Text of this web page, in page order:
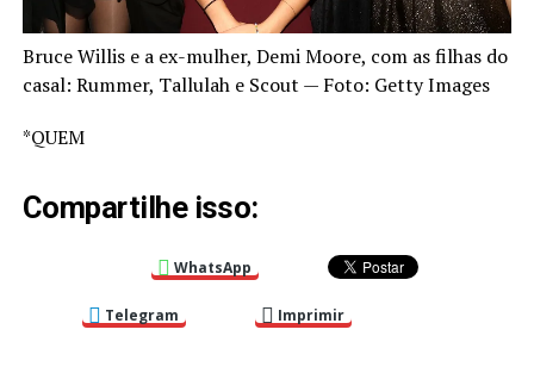
Bruce Willis e a ex-mulher, Demi Moore, com as filhas do
casal: Rummer, Tallulah e Scout — Foto: Getty Images
*QUEM
Compartilhe isso:
WhatsApp
Telegram Imprimir